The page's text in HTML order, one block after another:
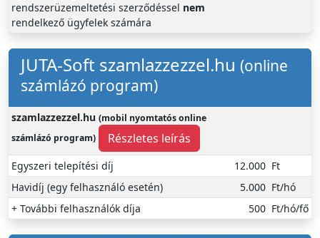
rendszerüzemeltetési szerződéssel nem
rendelkező ügyfelek számára
JUTA-Soft szamlazzezzel.hu (online
számlázó program)
szamlazzezzel.hu (mobil nyomtatós online
számlázó program)
Részletes leírás
Egyszeri telepítési díj 12.000 Ft
Havidíj (egy felhasználó esetén)
5.000 Ft/hó
+ További felhasználók díja
500 Ft/hó/fő